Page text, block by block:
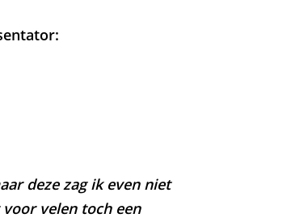
deze zag ik even niet
voor velen toch een